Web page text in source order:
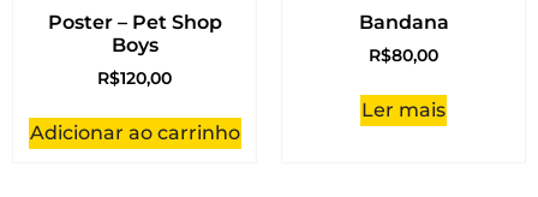
Poster – Pet Shop
Boys
R$120,00
Adicionar ao carrinho
Bandana
R$80,00
Ler mais